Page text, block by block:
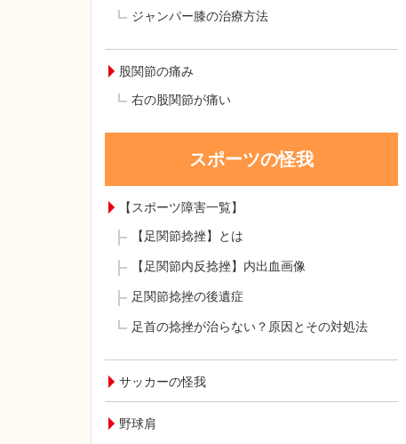
ジャンパー膝の治療方法
股関節の痛み
右の股関節が痛い
スポーツの怪我
【スポーツ障害一覧】
【足関節捻挫】とは
【足関節内反捻挫】内出血画像
足関節捻挫の後遺症
足首の捻挫が治らない？原因とその対処法
サッカーの怪我
野球肩